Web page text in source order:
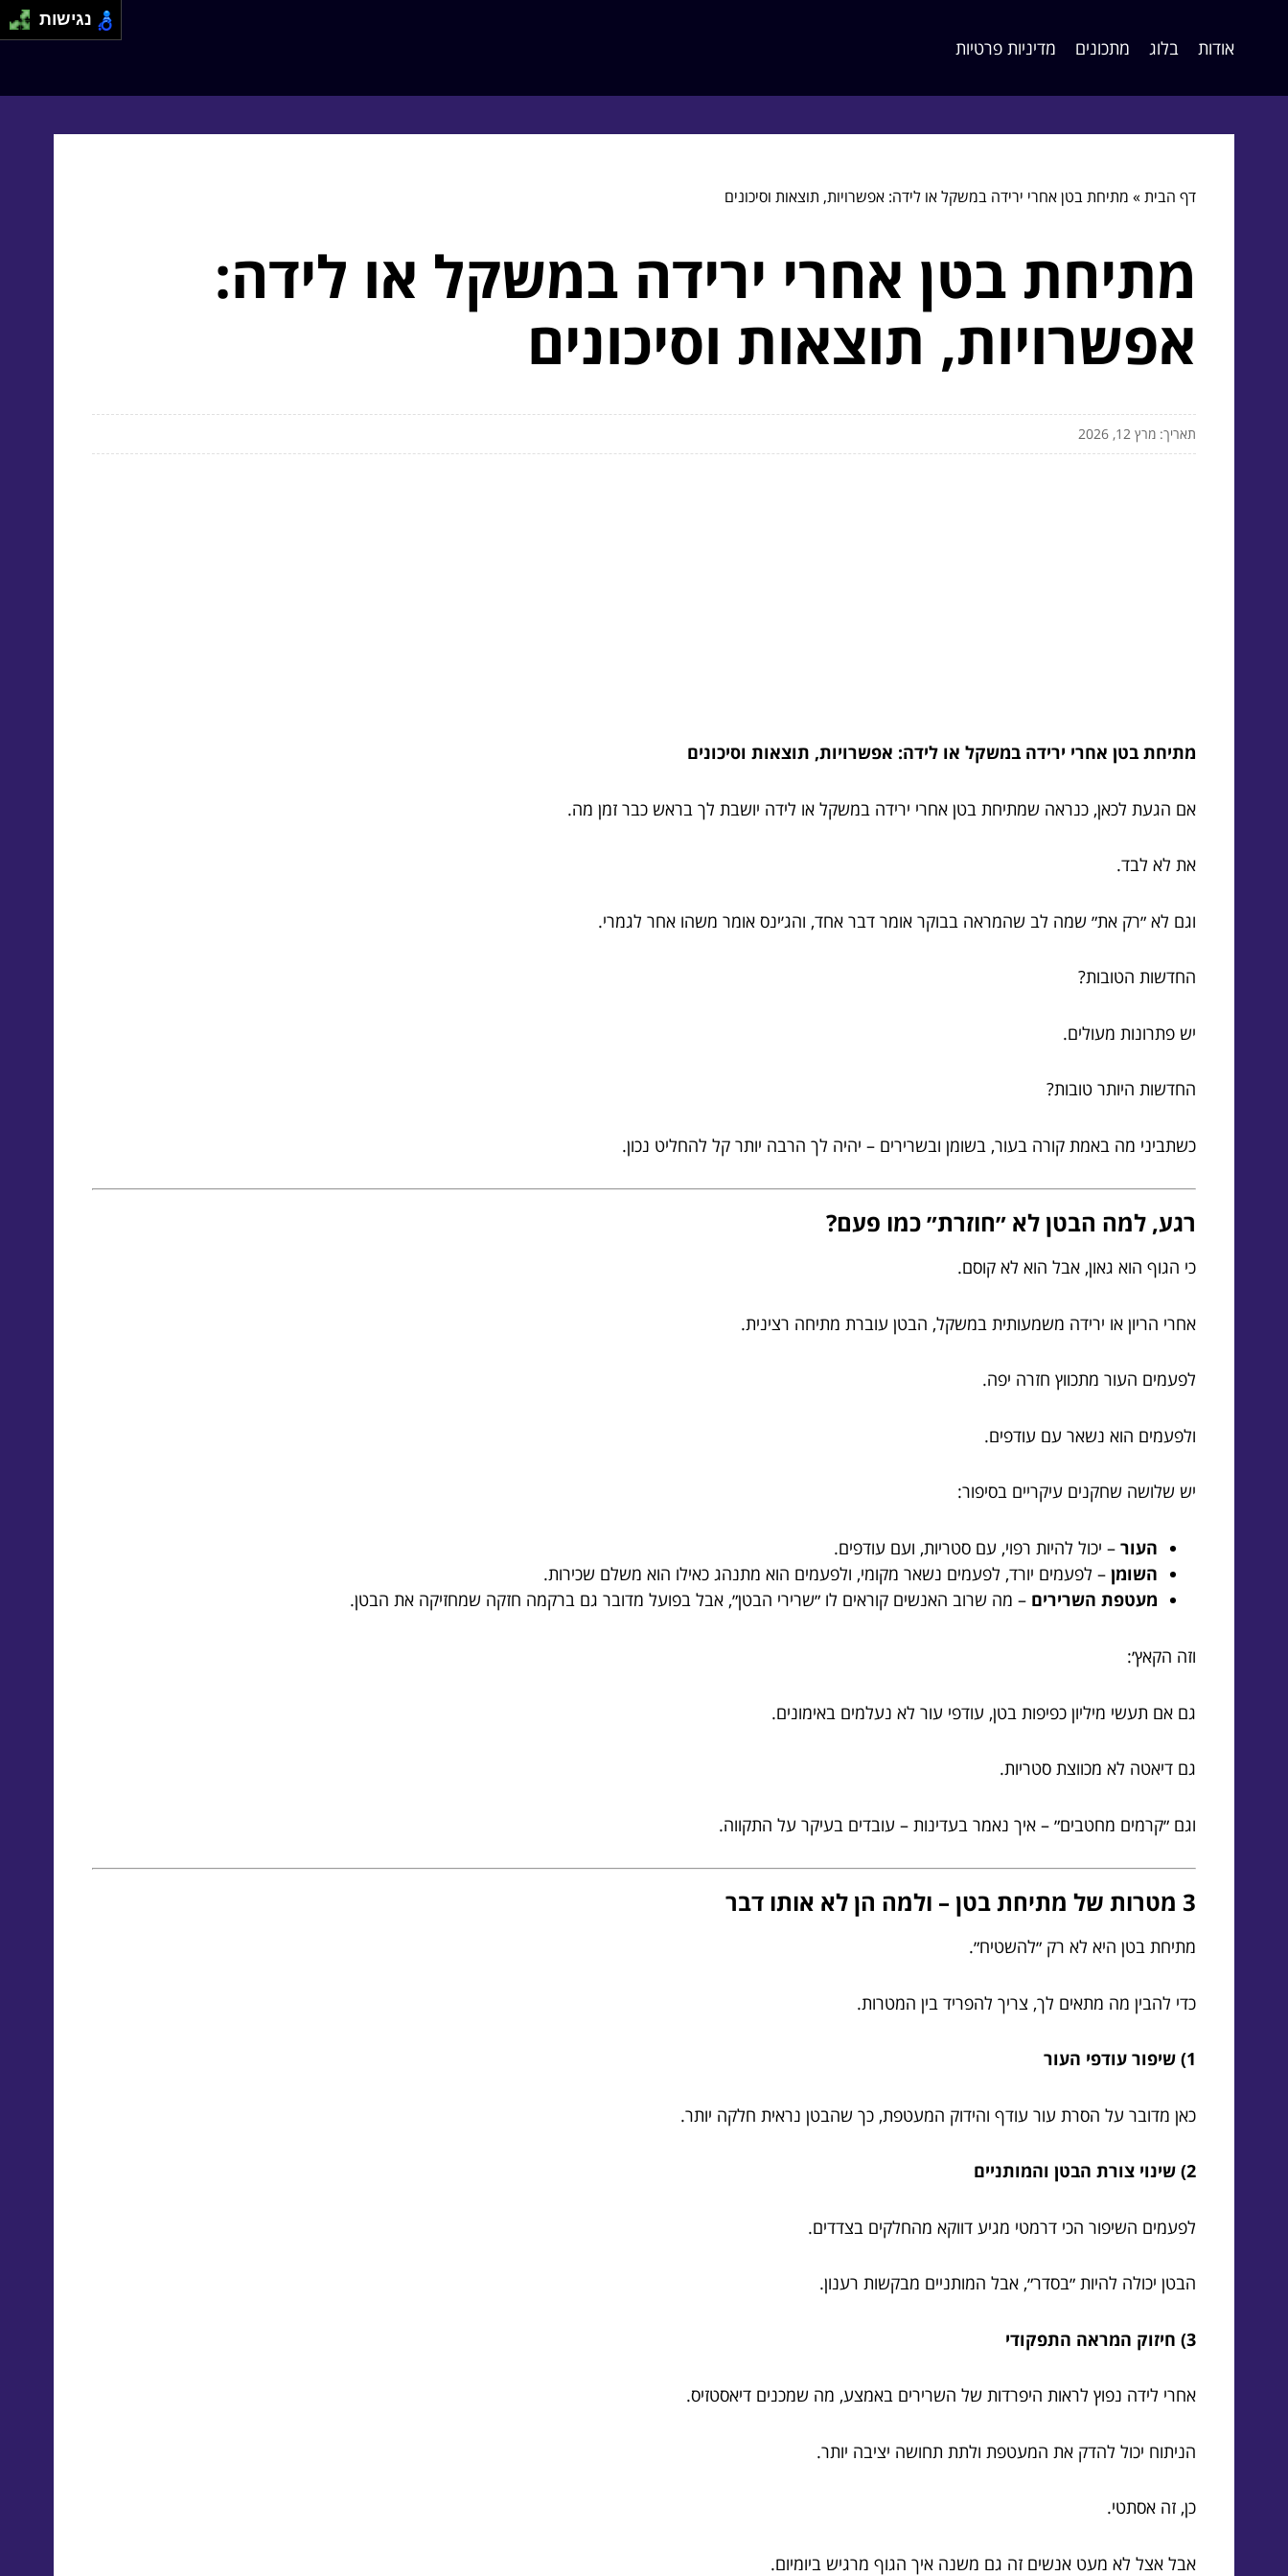
אודות בלוג מתכונים מדיניות פרטיות
דף הבית» מתיחת בטן אחרי ירידה במשקל או לידה: אפשרויות, תוצאות וסיכונים
מתיחת בטן אחרי ירידה במשקל או לידה:
אפשרויות, תוצאות וסיכונים
תאריך: מרץ 12, 2026
מתיחת בטן אחרי ירידה במשקל או לידה: אפשרויות, תוצאות וסיכונים
אם הגעת לכאן, כנראה שמתיחת בטן אחרי ירידה במשקל או לידה יושבת לך בראש כבר זמן מה.
את לא לבד.
וגם לא ״רק את״ שמה לב שהמראה בבוקר אומר דבר אחד, והג׳ינס אומר משהו אחר לגמרי.
החדשות הטובות?
יש פתרונות מעולים.
החדשות היותר טובות?
כשתביני מה באמת קורה בעור, בשומן ובשרירים – יהיה לך הרבה יותר קל להחליט נכון.
רגע, למה הבטן לא ״חוזרת״ כמו פעם?
כי הגוף הוא גאון, אבל הוא לא קוסם.
אחרי הריון או ירידה משמעותית במשקל, הבטן עוברת מתיחה רצינית.
לפעמים העור מתכווץ חזרה יפה.
ולפעמים הוא נשאר עם עודפים.
יש שלושה שחקנים עיקריים בסיפור:
העור – יכול להיות רפוי, עם סטריות, ועם עודפים.
השומן – לפעמים יורד, לפעמים נשאר מקומי, ולפעמים הוא מתנהג כאילו הוא משלם שכירות.
מעטפת השרירים – מה שרוב האנשים קוראים לו ״שרירי הבטן״, אבל בפועל מדובר גם ברקמה חזקה שמחזיקה את הבטן.
וזה הקאץ׳:
גם אם תעשי מיליון כפיפות בטן, עודפי עור לא נעלמים באימונים.
גם דיאטה לא מכווצת סטריות.
וגם ״קרמים מחטבים״ – איך נאמר בעדינות – עובדים בעיקר על התקווה.
3 מטרות של מתיחת בטן – ולמה הן לא אותו דבר
מתיחת בטן היא לא רק ״להשטיח״.
כדי להבין מה מתאים לך, צריך להפריד בין המטרות.
1) שיפור עודפי העור
כאן מדובר על הסרת עור עודף והידוק המעטפת, כך שהבטן נראית חלקה יותר.
2) שינוי צורת הבטן והמותניים
לפעמים השיפור הכי דרמטי מגיע דווקא מהחלקים בצדדים.
הבטן יכולה להיות ״בסדר״, אבל המותניים מבקשות רענון.
3) חיזוק המראה התפקודי
אחרי לידה נפוץ לראות היפרדות של השרירים באמצע, מה שמכנים דיאסטזיס.
הניתוח יכול להדק את המעטפת ולתת תחושה יציבה יותר.
כן, זה אסתטי.
אבל אצל לא מעט אנשים זה גם משנה איך הגוף מרגיש ביומיום.
נגישות